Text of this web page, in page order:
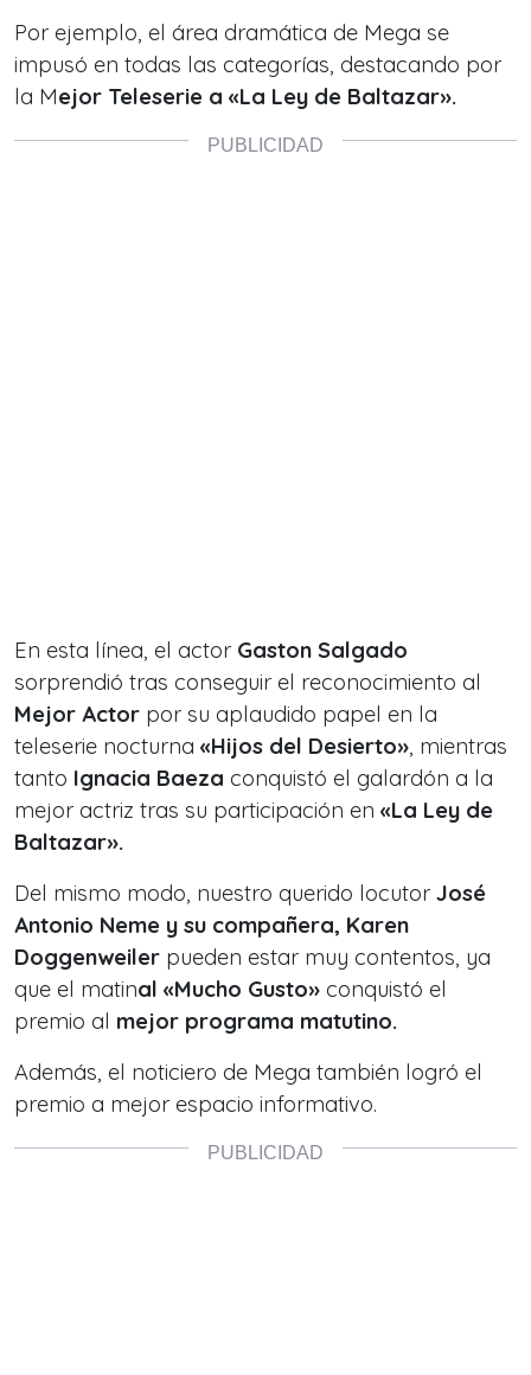
Por ejemplo, el área dramática de Mega se
impusó en todas las categorías, destacando por
la Mejor Teleserie a «La Ley de Baltazar».
En esta línea, el actor Gaston Salgado
sorprendió tras conseguir el reconocimiento al
Mejor Actor por su aplaudido papel en la
teleserie nocturna «Hijos del Desierto» , mientras
tanto Ignacia Baeza conquistó el galardón a la
mejor actriz tras su participación en «La Ley de
Baltazar».
Del mismo modo, nuestro querido locutor José
Antonio Neme y su compañera, Karen
Doggenweiler pueden estar muy contentos, ya
que el matinal «Mucho Gusto» conquistó el
premio al mejor programa matutino.
Además, el noticiero de Mega también logró el
premio a mejor espacio informativo.